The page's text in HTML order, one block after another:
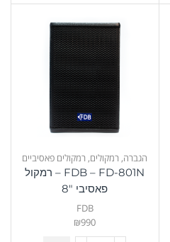
הגברה, רמקולים, רמקולים פאסיביים
FDB – FD-801N – רמקול
פאסיבי 8″
FDB
₪990